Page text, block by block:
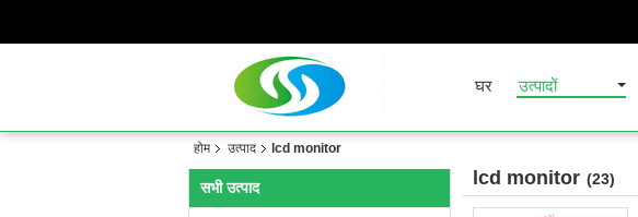
घर उत्पादों
होम उत्पाद lcd monitor
सभी उत्पाद lcd monitor (23)